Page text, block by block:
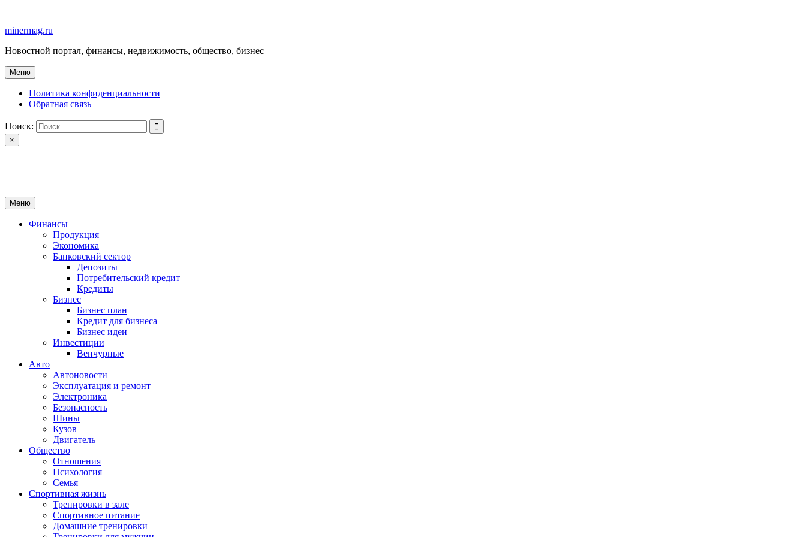
содержимому
minermag.ru
Новостной портал, финансы, недвижимость, общество, бизнес
Меню
Политика конфиденциальности
Обратная связь
Поиск:
×
Меню
Финансы
Продукция
Экономика
Банковский сектор
Депозиты
Потребительский кредит
Кредиты
Бизнес
Бизнес план
Кредит для бизнеса
Бизнес идеи
Инвестиции
Венчурные
Авто
Автоновости
Эксплуатация и ремонт
Электроника
Безопасность
Шины
Кузов
Двигатель
Общество
Отношения
Психология
Семья
Спортивная жизнь
Тренировки в зале
Спортивное питание
Домашние тренировки